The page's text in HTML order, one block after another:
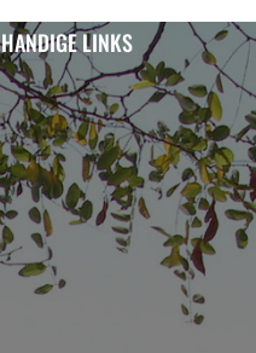
HANDIGE LINKS